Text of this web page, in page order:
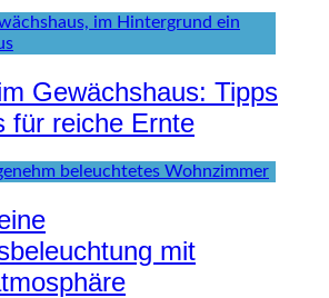
Gewächshaus: Tipps
für reiche Ernte
mit